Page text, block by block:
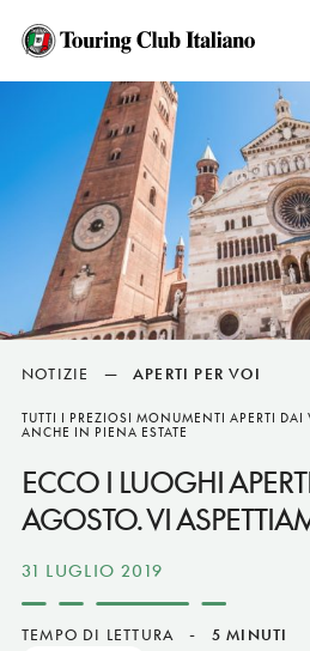
NOTIZIE — APERTI PER VOI
TUTTI I PREZIOSI MONUMENTI APERTI
ANCHE IN PIENA ESTATE
ECCO I LUOGHI
AGOSTO. VI
31 LUGLIO 2019
TEMPO DI LETTURA - 5 MINUTI